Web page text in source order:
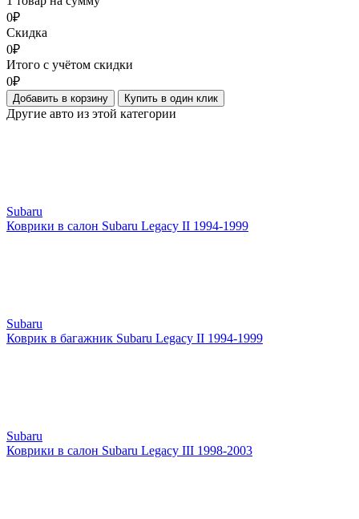
0₽
Скидка
0₽
Итого с учётом скидки
0₽
Добавить в корзину Купить в один клик
Другие авто из этой категории
Subaru
Коврики в салон Subaru Legacy II 1994-1999
Subaru
Коврик в багажник Subaru Legacy II 1994-1999
Subaru
Коврики в салон Subaru Legacy III 1998-2003